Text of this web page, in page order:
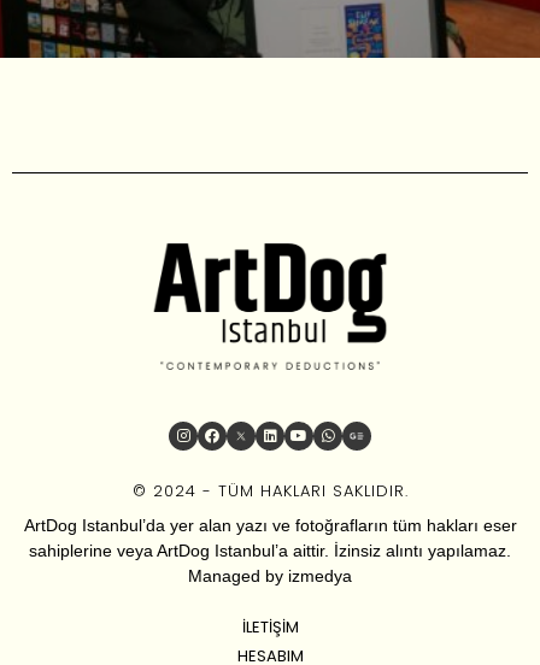
© 2024 - TÜM HAKLARI SAKLIDIR.
ArtDog Istanbul’da yer alan yazı ve fotoğrafların tüm hakları eser
sahiplerine veya ArtDog Istanbul’a aittir. İzinsiz alıntı yapılamaz.
Managed by izmedya
İLETIŞIM
HESABIM